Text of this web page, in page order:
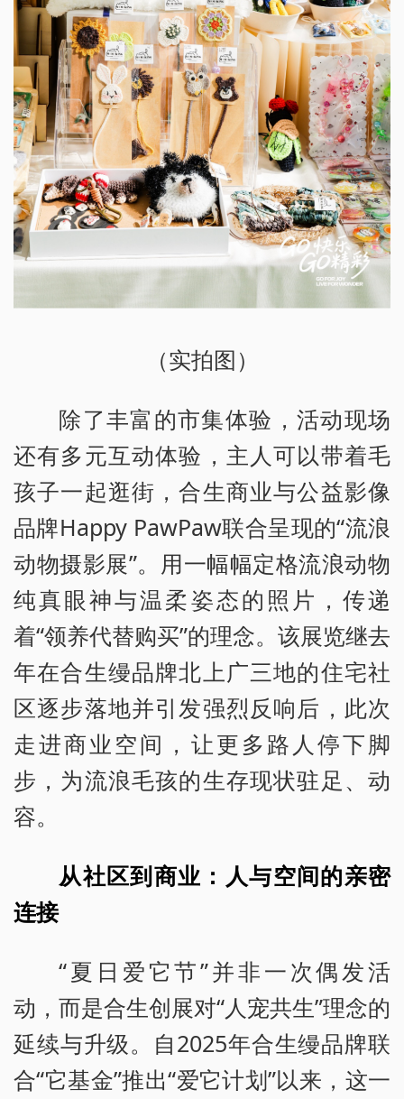
（实拍图）
除了丰富的市集体验，活动现场
还有多元互动体验，主人可以带着毛
孩子一起逛街，合生商业与公益影像
品牌Happy PawPaw联合呈现的“流浪
动物摄影展”。用一幅幅定格流浪动物
纯真眼神与温柔姿态的照片，传递
着“领养代替购买”的理念。该展览继去
年在合生缦品牌北上广三地的住宅社
区逐步落地并引发强烈反响后，此次
走进商业空间，让更多路人停下脚
步，为流浪毛孩的生存现状驻足、动
容。
从社区到商业：人与空间的亲密
连接
“夏日爱它节”并非一次偶发活
动，而是合生创展对“人宠共生”理念的
延续与升级。自2025年合生缦品牌联
合“它基金”推出“爱它计划”以来，这一